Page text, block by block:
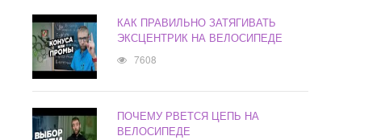
КАК ПРАВИЛЬНО ЗАТЯГИВАТЬ
ЭКСЦЕНТРИК НА ВЕЛОСИПЕДЕ
7608
ПОЧЕМУ РВЕТСЯ ЦЕПЬ НА
ВЕЛОСИПЕДЕ